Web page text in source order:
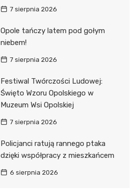
7 sierpnia 2026
Opole tańczy latem pod gołym
niebem!
7 sierpnia 2026
Festiwal Twórczości Ludowej:
Święto Wzoru Opolskiego w
Muzeum Wsi Opolskiej
7 sierpnia 2026
Policjanci ratują rannego ptaka
dzięki współpracy z mieszkańcem
6 sierpnia 2026